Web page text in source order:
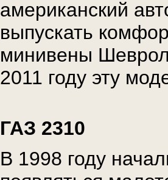
американский
выпускать
минивены
2011 году эту
ГАЗ 2310
В 1998 году